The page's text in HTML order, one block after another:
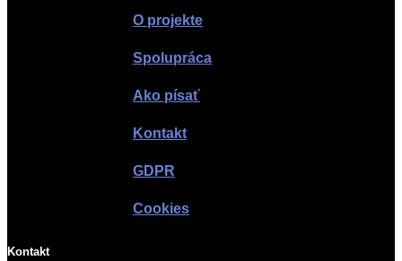
O projekte
Spolupráca
Ako písať
Kontakt
GDPR
Cookies
Kontakt